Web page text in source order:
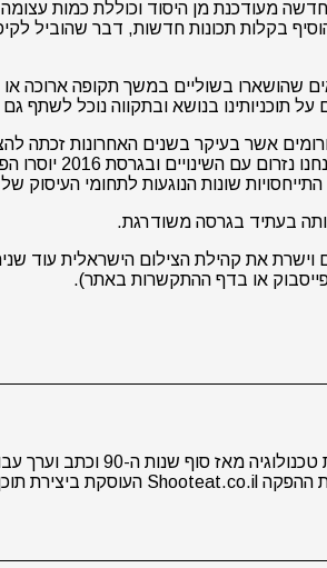
בקלות תכונות חדשות, דבר שהוביל
שהושארו בשוליים במשך תקופה ארוכה
תוכניותינו בנושא ובתקווה נוכל לשתף
אשר בעיקר בשנים האחרונות זכתה
מאז השקנו את האתר הלכו
שונות הנוגעות לתחומי העיסוק
בעתיד בגרסה משודרגת.
את קהילת הצילום הישראלית עוד
או בדף ההתקשרות באתר).
עידו גנוט הוא עורך ומייסד אתר